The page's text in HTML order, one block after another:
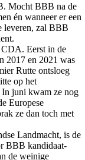
Mocht BBB na de
én wanneer er een
leveren, zal BBB
Eerst in de
2017 en 2021 was
Rutte ontsloeg
op het
In juni kwam ze nog
Europese
ze dan toch met
Landmacht, is de
BBB kandidaat-
de weinige